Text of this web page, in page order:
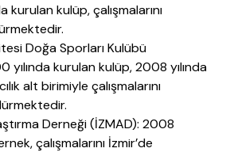
kurulan kulüp, çalışmalarını
Doğa Sporları Kulübü
yılında kurulan kulüp, 2008 yılında
alt birimiyle çalışmalarını
Derneği (İZMAD): 2008
çalışmalarını İzmir’de